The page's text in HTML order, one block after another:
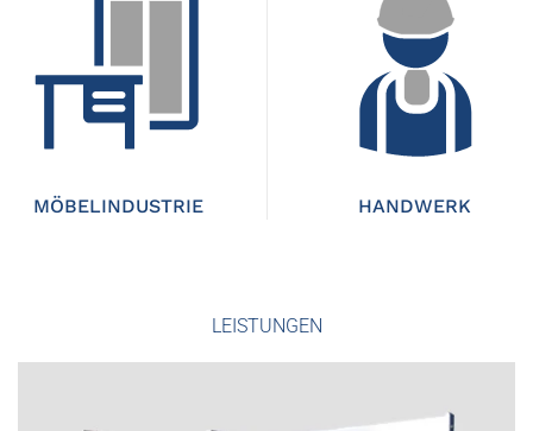
MÖBELINDUSTRIE HANDWERK
LEISTUNGEN